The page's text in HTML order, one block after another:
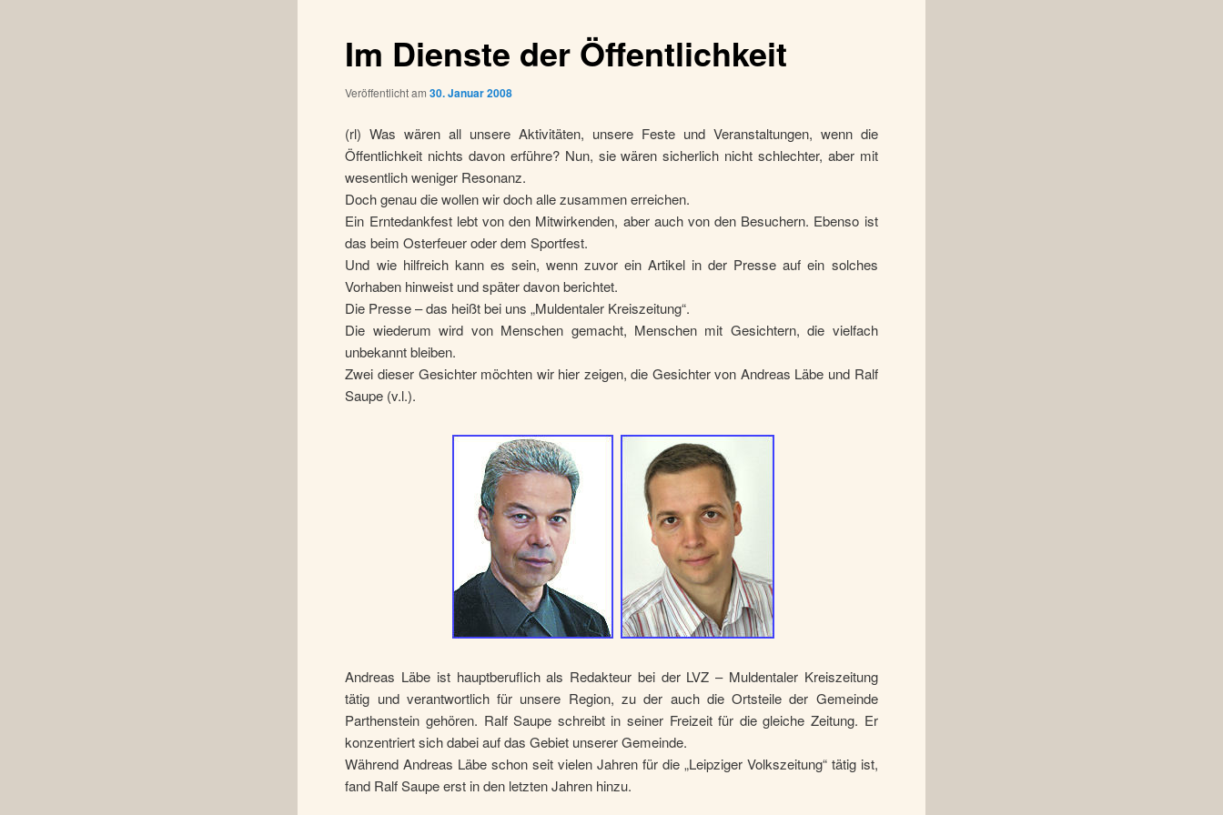
Im Dienste der Öffentlichkeit
Veröffentlicht am30. Januar 2008
(rl) Was wären all unsere Aktivitäten, unsere Feste und Veranstaltungen, wenn die
Öffentlichkeit nichts davon erführe? Nun, sie wären sicherlich nicht schlechter, aber mit
wesentlich weniger Resonanz.
Doch genau die wollen wir doch alle zusammen erreichen.
Ein Erntedankfest lebt von den Mitwirkenden, aber auch von den Besuchern. Ebenso ist
das beim Osterfeuer oder dem Sportfest.
Und wie hilfreich kann es sein, wenn zuvor ein Artikel in der Presse auf ein solches
Vorhaben hinweist und später davon berichtet.
Die Presse – das heißt bei uns „Muldentaler Kreiszeitung“.
Die wiederum wird von Menschen gemacht, Menschen mit Gesichtern, die vielfach
unbekannt bleiben.
Zwei dieser Gesichter möchten wir hier zeigen, die Gesichter von Andreas Läbe und Ralf
Saupe (v.l.).
Andreas Läbe ist hauptberuflich als Redakteur bei der LVZ – Muldentaler Kreiszeitung
tätig und verantwortlich für unsere Region, zu der auch die Ortsteile der Gemeinde
Parthenstein gehören. Ralf Saupe schreibt in seiner Freizeit für die gleiche Zeitung. Er
konzentriert sich dabei auf das Gebiet unserer Gemeinde.
Während Andreas Läbe schon seit vielen Jahren für die „Leipziger Volkszeitung“ tätig ist,
fand Ralf Saupe erst in den letzten Jahren hinzu.